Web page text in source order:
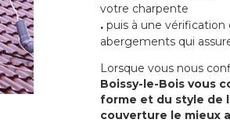
votre charpente
. puis à une
abergements qui
Lorsque vous nous
Boissy-le-Bois vous
forme et du style de
couverture le mieux